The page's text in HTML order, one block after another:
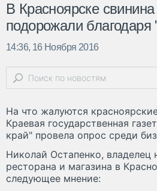
В Красноярске
подорожали благодаря
14:36, 16 Ноября 2016
На что жалуются
Краевая государственная
край" провела опрос среди
Николай Остапенко, владелец
ресторана и магазина в
следующее мнение: